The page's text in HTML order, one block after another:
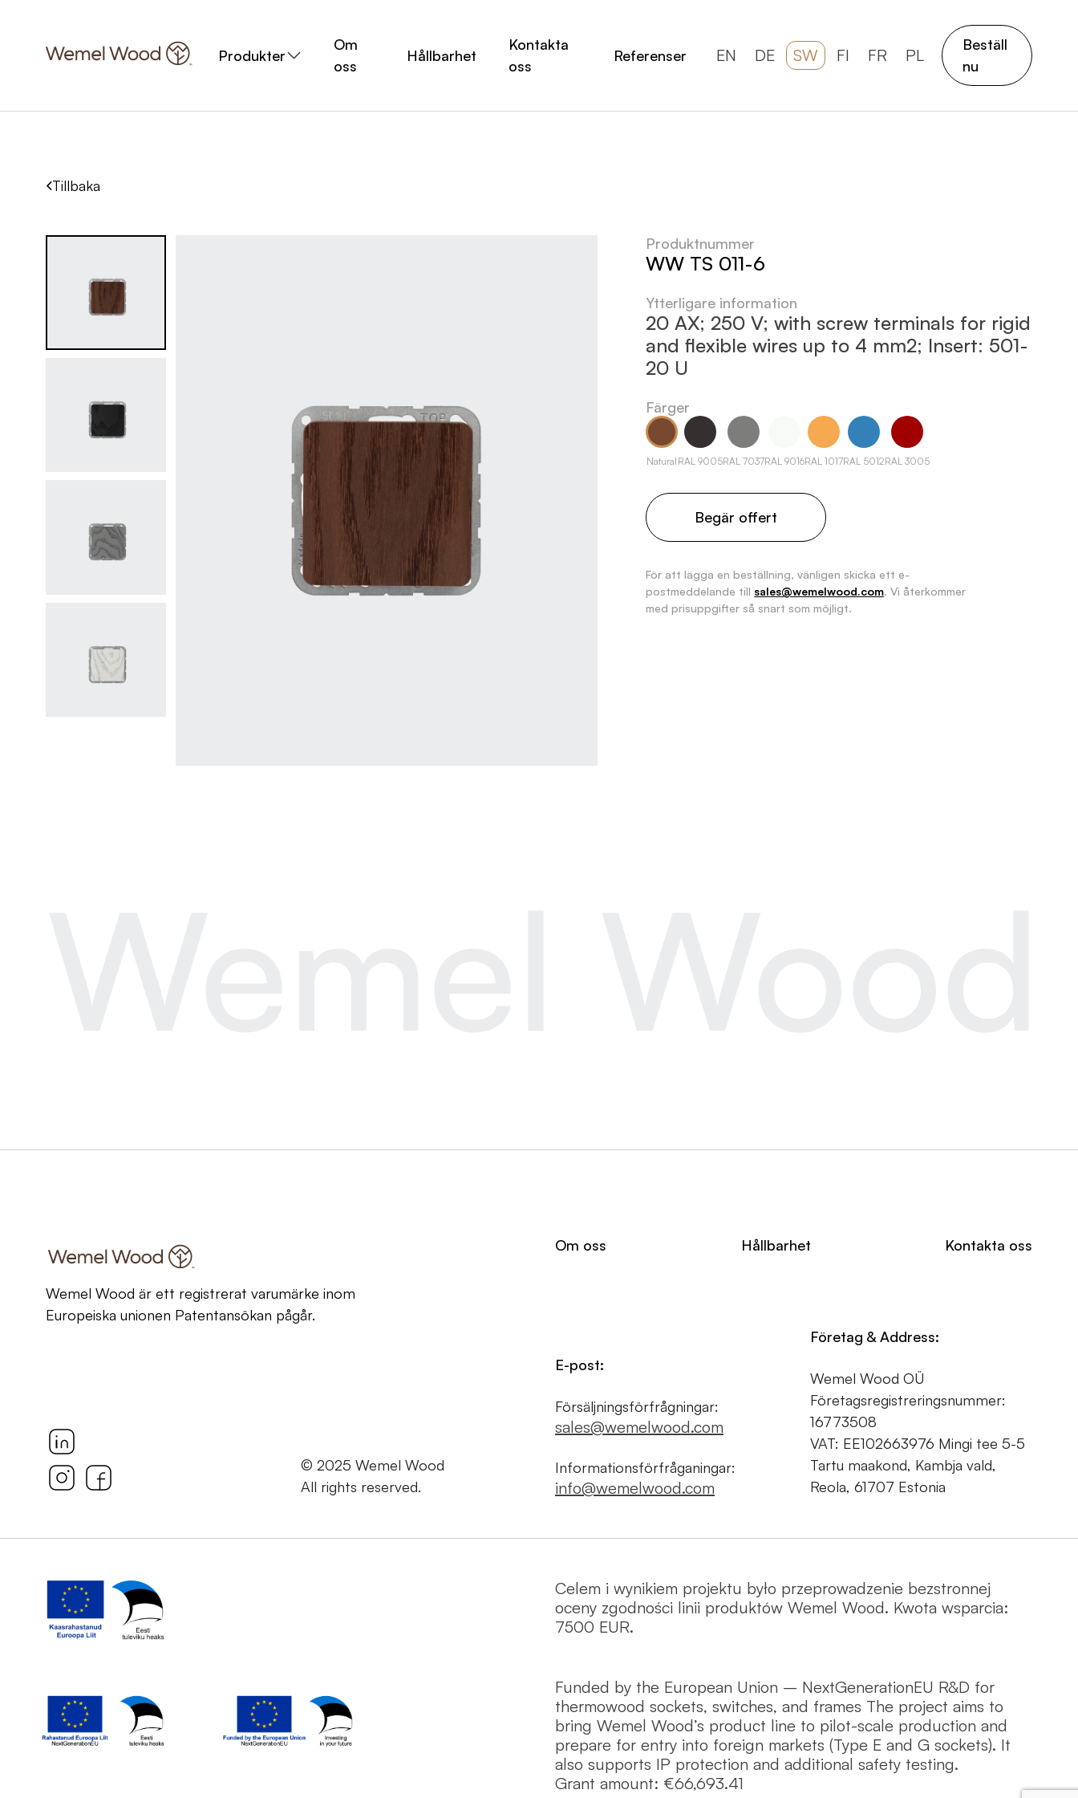
Produkter
Om
oss
Hållbarhet
Kontakta
oss
Referenser EN DE SW FI FR PL
Beställ
nu
Tillbaka
Produktnummer
WW TS 011-6
Ytterligare information
20 AX; 250 V; with screw terminals for rigid
and flexible wires up to 4 mm2; Insert: 501-
20 U
Färger
Natural RAL 9005RAL 7037RAL 9016RAL 1017RAL 5012RAL 3005
Begär offert
För att lägga en beställning, vänligen skicka ett e-
postmeddelande till sales@wemelwood.com. Vi återkommer
med prisuppgifter så snart som möjligt.
Wemel Wood är ett registrerat varumärke inom
Europeiska unionen Patentansökan pågår.
Om oss Hållbarhet Kontakta oss
© 2025 Wemel Wood
All rights reserved.
E-post:
Försäljningsförfrågningar:
sales@wemelwood.com
Informationsförfråganingar:
info@wemelwood.com
Företag & Address:
Wemel Wood OÜ
Företagsregistreringsnummer:
16773508
VAT: EE102663976 Mingi tee 5-5
Tartu maakond, Kambja vald,
Reola, 61707 Estonia
Celem i wynikiem projektu było przeprowadzenie bezstronnej
oceny zgodności linii produktów Wemel Wood. Kwota wsparcia:
7500 EUR.
Funded by the European Union – NextGenerationEU R&D for
thermowood sockets, switches, and frames The project aims to
bring Wemel Wood’s product line to pilot-scale production and
prepare for entry into foreign markets (Type E and G sockets). It
also supports IP protection and additional safety testing.
Grant amount: €66,693.41